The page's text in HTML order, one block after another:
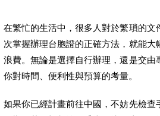
在繁忙的生活中，很多人對於繁瑣的文
次掌握辦理台胞證的正確方法，就能大
浪費。無論是選擇自行辦理，還是交由
你對時間、便利性與預算的考量。
如果你已經計畫前往中國，不妨先檢查